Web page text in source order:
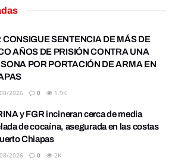
CONSIGUE SENTENCIA DE MÁS DE
AÑOS DE PRISIÓN CONTRA UNA
POR PORTACIÓN DE ARMA EN
2026 0 1.9K
y FGR incineran cerca de media
de cocaína, asegurada en las costas
Chiapas
2026 0 2K